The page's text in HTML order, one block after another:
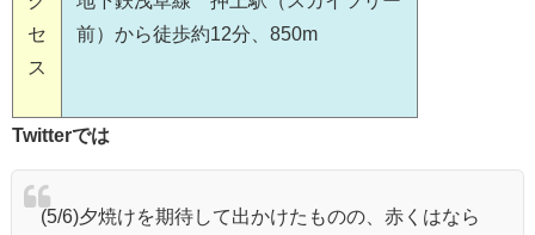
セ
ス
前）から徒歩約12分、850m
Twitterでは
(5/6)夕焼けを期待して出かけたものの、赤くはなら